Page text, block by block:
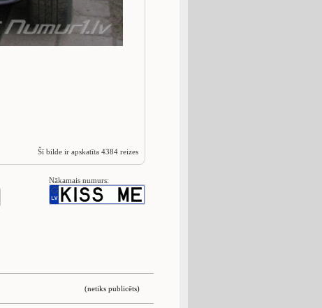
Šī bilde ir apskatīta 4384 reizes
Nākamais numurs:
(netiks publicēts)